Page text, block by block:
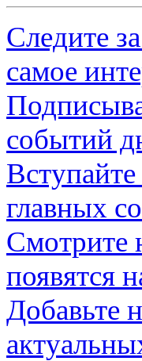
Следите
самое
событий
главных
Смотрите
появятся
Добавьте